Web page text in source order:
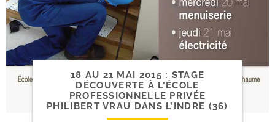
18 AU 21 MAI 2015 : STAGE
DÉCOUVERTE À L’ÉCOLE
PROFESSIONNELLE PRIVÉE
PHILIBERT VRAU DANS L’INDRE (36)